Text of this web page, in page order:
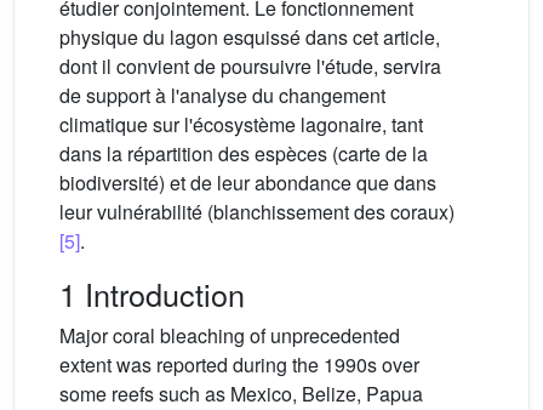
étudier conjointement. Le fonctionnement
physique du lagon esquissé dans cet article,
dont il convient de poursuivre l'étude, servira
de support à l'analyse du changement
climatique sur l'écosystème lagonaire, tant
dans la répartition des espèces (carte de la
biodiversité) et de leur abondance que dans
leur vulnérabilité (blanchissement des coraux)
[5].
1 Introduction
Major coral bleaching of unprecedented
extent was reported during the 1990s over
some reefs such as Mexico, Belize, Papua